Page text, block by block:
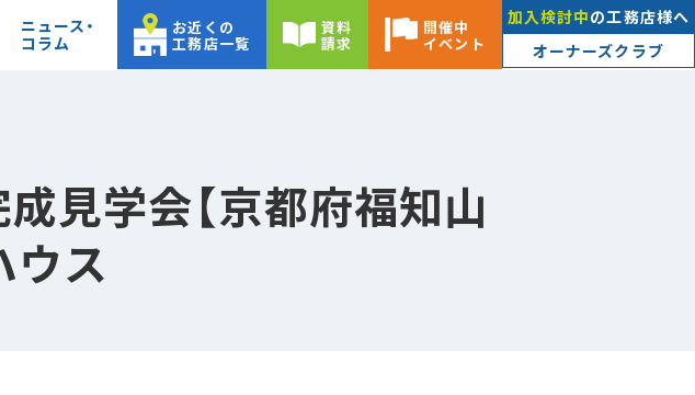
ニュース・
コラム
お近くの
工務店一覧
資料
請求
開催中
イベント
加入検討中の工務店様へ
オーナーズクラブ
見学会【京都府福知山
ウス